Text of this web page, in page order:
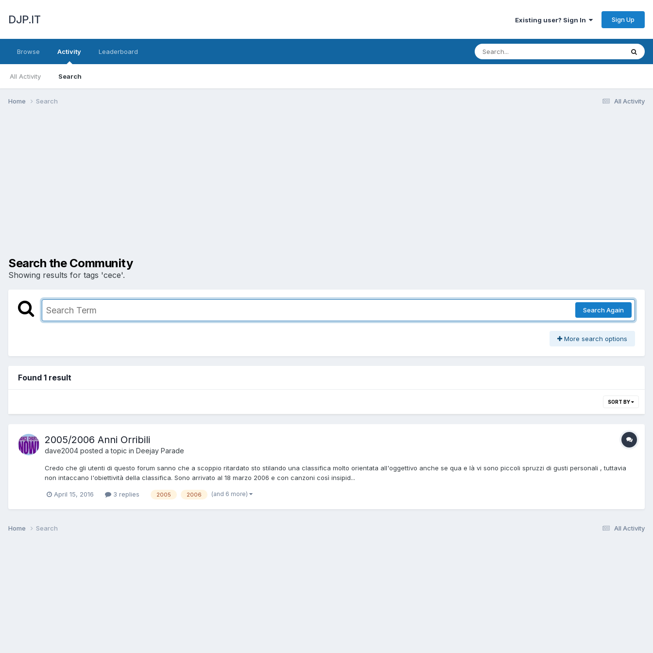
DJP.IT Existing user? Sign In Sign Up
Browse Activity
All Activity Search
Leaderboard
All Activity
Home Search
Search the Community
Showing results for tags 'cece'.
Search Again
More search options
Found 1 result
SORT BY
2005/2006 Anni Orribili
dave2004 posted a topic in Deejay Parade
Credo che gli utenti di questo forum sanno che a scoppio ritardato sto stilando una classifica molto orientata all'oggettivo anche se qua e là vi sono piccoli spruzzi di gusti personali , tuttavia
non intaccano l'obiettività della classifica. Sono arrivato al 18 marzo 2006 e con canzoni così insipid...
April 15, 2016 3 replies 2005 2006 (and 6 more)
All Activity
Home Search